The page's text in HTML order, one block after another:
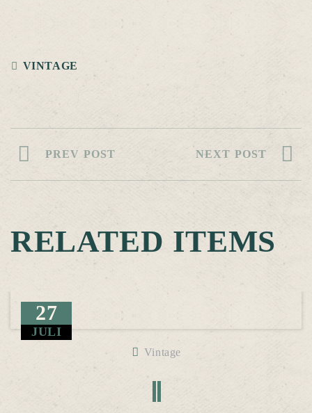
VINTAGE
PREV POST NEXT POST
RELATED ITEMS
27
JULI
Vintage